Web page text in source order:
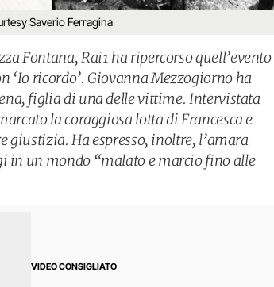
Saverio Ferragina
Fontana, Rai1 ha ripercorso quell’evento
‘Io ricordo’. Giovanna Mezzogiorno ha
figlia di una delle vittime. Intervistata
la coraggiosa lotta di Francesca e
giustizia. Ha espresso, inoltre, l’amara
in un mondo “malato e marcio fino alle
VIDEO CONSIGLIATO